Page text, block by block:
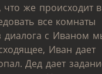
же происходит в
все комнаты
диалога с Иваном
Иван дает
Дед дает